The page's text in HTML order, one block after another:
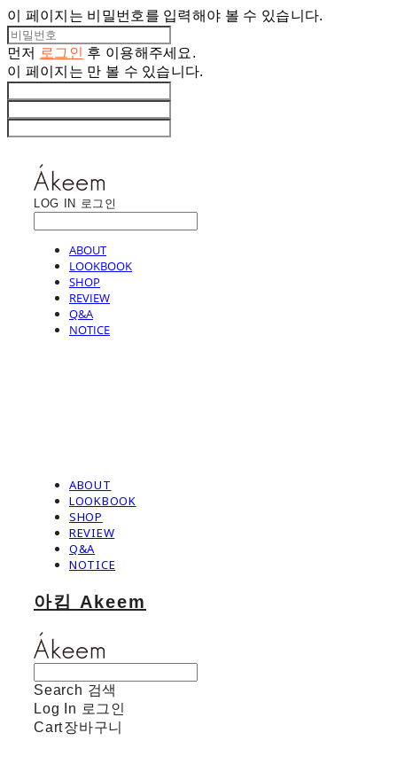
이 페이지는 비밀번호를 입력해야 볼 수 있습니다.
먼저 로그인 후 이용해주세요.
이 페이지는 만 볼 수 있습니다.
LOG IN 로그인
ABOUT
LOOKBOOK
SHOP
REVIEW
Q&A
NOTICE
ABOUT
LOOKBOOK
SHOP
REVIEW
Q&A
NOTICE
아킴 Akeem
Search 검색
Log In 로그인
Cart장바구니